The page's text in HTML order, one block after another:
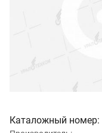
Каталожный номер